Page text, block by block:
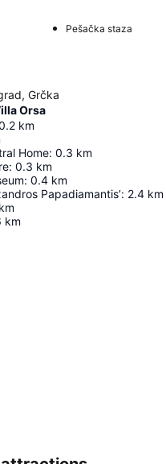
Pešačka staza
Grčka
Orsa
km
Home: 0.3 km
: 0.3 km
: 0.4 km
Papadiamantis’: 2.4 km
km
km